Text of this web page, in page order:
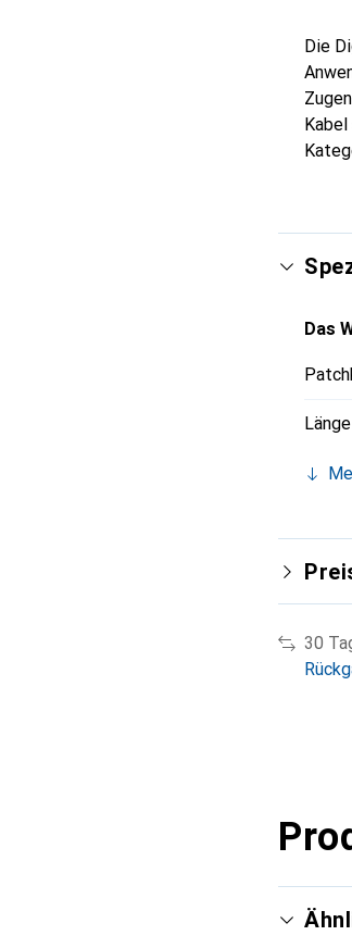
Die
Das
Länge
30